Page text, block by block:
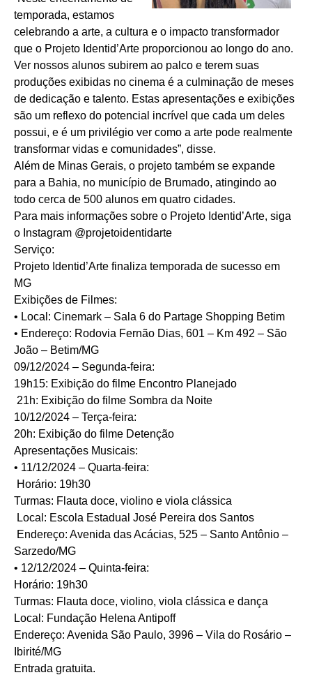
temporada, estamos
celebrando a arte, a cultura e o impacto transformador
que o Projeto Identid’Arte proporcionou ao longo do ano.
Ver nossos alunos subirem ao palco e terem suas
produções exibidas no cinema é a culminação de meses
de dedicação e talento. Estas apresentações e exibições
são um reflexo do potencial incrível que cada um deles
possui, e é um privilégio ver como a arte pode realmente
transformar vidas e comunidades”, disse.
Além de Minas Gerais, o projeto também se expande
para a Bahia, no município de Brumado, atingindo ao
todo cerca de 500 alunos em quatro cidades.
Para mais informações sobre o Projeto Identid’Arte, siga
o Instagram @projetoidentidarte
Serviço:
Projeto Identid’Arte finaliza temporada de sucesso em
MG
Exibições de Filmes:
• Local: Cinemark – Sala 6 do Partage Shopping Betim
• Endereço: Rodovia Fernão Dias, 601 – Km 492 – São
João – Betim/MG
09/12/2024 – Segunda-feira:
19h15: Exibição do filme Encontro Planejado
21h: Exibição do filme Sombra da Noite
10/12/2024 – Terça-feira:
20h: Exibição do filme Detenção
Apresentações Musicais:
• 11/12/2024 – Quarta-feira:
Horário: 19h30
Turmas: Flauta doce, violino e viola clássica
Local: Escola Estadual José Pereira dos Santos
Endereço: Avenida das Acácias, 525 – Santo Antônio –
Sarzedo/MG
• 12/12/2024 – Quinta-feira:
Horário: 19h30
Turmas: Flauta doce, violino, viola clássica e dança
Local: Fundação Helena Antipoff
Endereço: Avenida São Paulo, 3996 – Vila do Rosário –
Ibirité/MG
Entrada gratuita.